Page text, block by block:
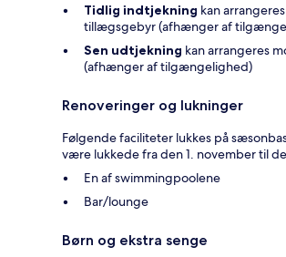
Tidlig indtjekning kan
tillægsgebyr (afhænger af
Sen udtjekning kan arrangeres
(afhænger af tilgængelighed)
Renoveringer og lukninger
Følgende faciliteter lukkes på
være lukkede fra den 1. november til
En af swimmingpoolene
Bar/lounge
Børn og ekstra senge